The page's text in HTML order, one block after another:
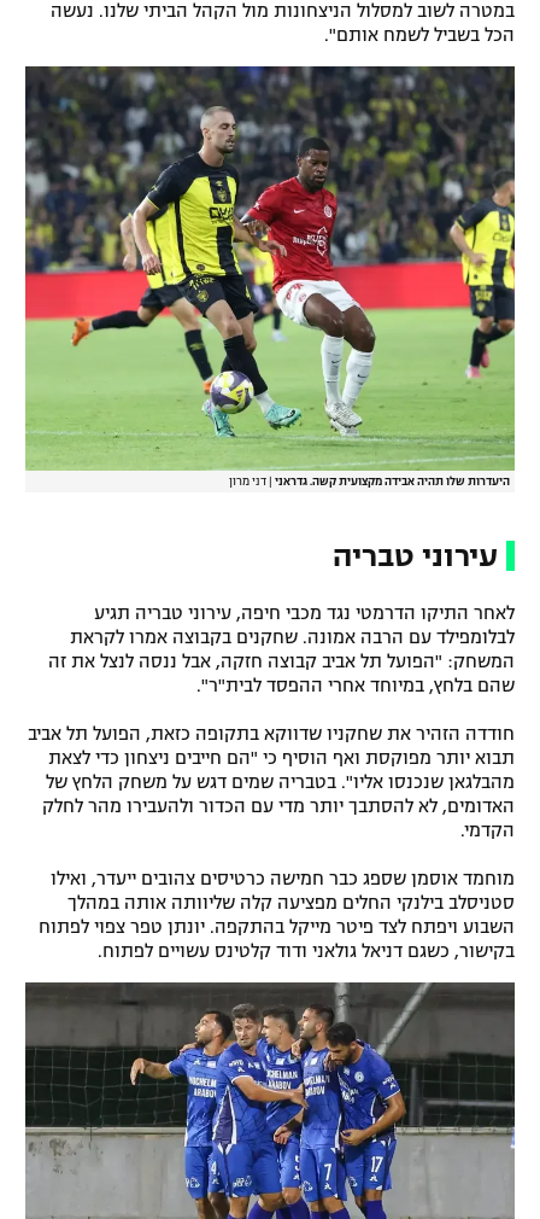
במטרה לשוב למסלול הניצחונות מול הקהל הביתי שלנו. נעשה
הכל בשביל לשמח אותם".
היעדרות שלו תהיה אבידה מקצועית קשה. גדראני דני מרון
עירוני טבריה
לאחר התיקו הדרמטי נגד מכבי חיפה, עירוני טבריה תגיע
לבלומפילד עם הרבה אמונה. שחקנים בקבוצה אמרו לקראת
המשחק: "הפועל תל אביב קבוצה חזקה, אבל ננסה לנצל את זה
שהם בלחץ, במיוחד אחרי ההפסד לבית"ר".
חודדה הזהיר את שחקניו שדווקא בתקופה כזאת, הפועל תל אביב
תבוא יותר מפוקסת ואף הוסיף כי "הם חייבים ניצחון כדי לצאת
מהבלגאן שנכנסו אליו". בטבריה שמים דגש על משחק הלחץ של
האדומים, לא להסתבך יותר מדי עם הכדור ולהעבירו מהר לחלק
הקדמי.
מוחמד אוסמן שספג כבר חמישה כרטיסים צהובים ייעדר, ואילו
סטניסלב בילנקי החלים מפציעה קלה שליוותה אותה במהלך
השבוע ויפתח לצד פיטר מייקל בהתקפה. יונתן טפר צפוי לפתוח
בקישור, כשגם דניאל גולאני ודוד קלטינס עשויים לפתוח.